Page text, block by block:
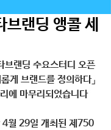
랜딩 앵콜 세
랜딩 수요스터디 오픈
게 브랜드를 정의하다」
에 마무리되었습니다
4월 29일 개최된 제750